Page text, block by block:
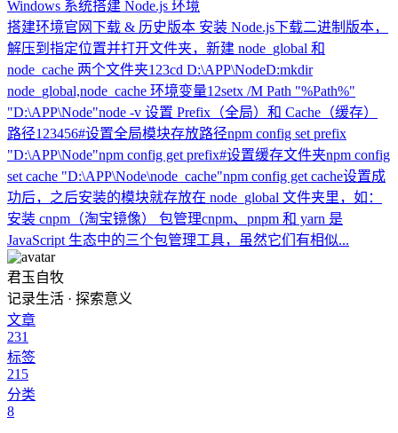
Windows 系统搭建 Node.js 环境
搭建环境官网下载 & 历史版本 安装 Node.js下载二进制版本，
解压到指定位置并打开文件夹，新建 node_global 和
node_cache 两个文件夹123cd D:\APP\NodeD:mkdir
node_global,node_cache 环境变量12setx /M Path "%Path%"
"D:\APP\Node"node -v 设置 Prefix（全局）和 Cache（缓存）
路径123456#设置全局模块存放路径npm config set prefix
"D:\APP\Node"npm config get prefix#设置缓存文件夹npm config
set cache "D:\APP\Node\node_cache"npm config get cache设置成
功后，之后安装的模块就存放在 node_global 文件夹里，如：
安装 cnpm（淘宝镜像） 包管理cnpm、pnpm 和 yarn 是
JavaScript 生态中的三个包管理工具，虽然它们有相似...
君玉自牧
记录生活 · 探索意义
文章
231
标签
215
分类
8